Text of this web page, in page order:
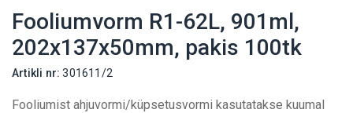
Fooliumvorm R1-62L, 901ml,
202x137x50mm, pakis 100tk
Artikli nr:301611/2
Fooliumist ahjuvormi/küpsetusvormi kasutatakse kuumal